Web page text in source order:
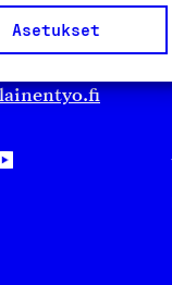
Asetukset